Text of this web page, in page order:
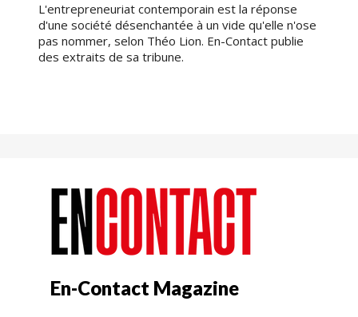
L'entrepreneuriat contemporain est la réponse
d'une société désenchantée à un vide qu'elle n'ose
pas nommer, selon Théo Lion. En-Contact publie
des extraits de sa tribune.
En-Contact Magazine